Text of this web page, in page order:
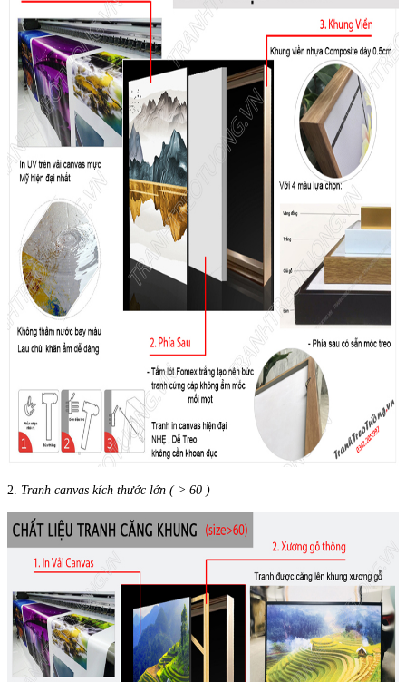
2. Tranh canvas kích thước lớn ( > 60 )